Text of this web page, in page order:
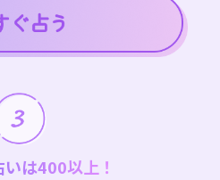
は400以上！